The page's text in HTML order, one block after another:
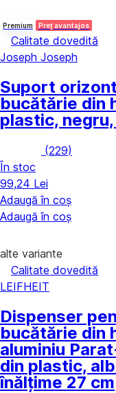
Premium Preț avantajos
Calitate dovedită
Joseph Joseph
Suport
bucătărie din
plastic,
(229)
În stoc
99,24 Lei
Adaugă în coș
Adaugă în coș
alte variante
Calitate dovedită
LEIFHEIT
Dispenser
bucătărie din
aluminiu Parat
din plastic,
înălțime 27 cm